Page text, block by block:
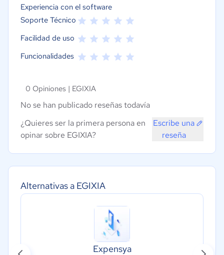
Alternativas a EGIXIA
Expensya
Experiencia con el software
Soporte Técnico
Facilidad de uso
Funcionalidades
0 Opiniones | EGIXIA
No se han publicado reseñas todavía
¿Quieres ser la primera persona en
opinar sobre EGIXIA?
Escribe una
reseña